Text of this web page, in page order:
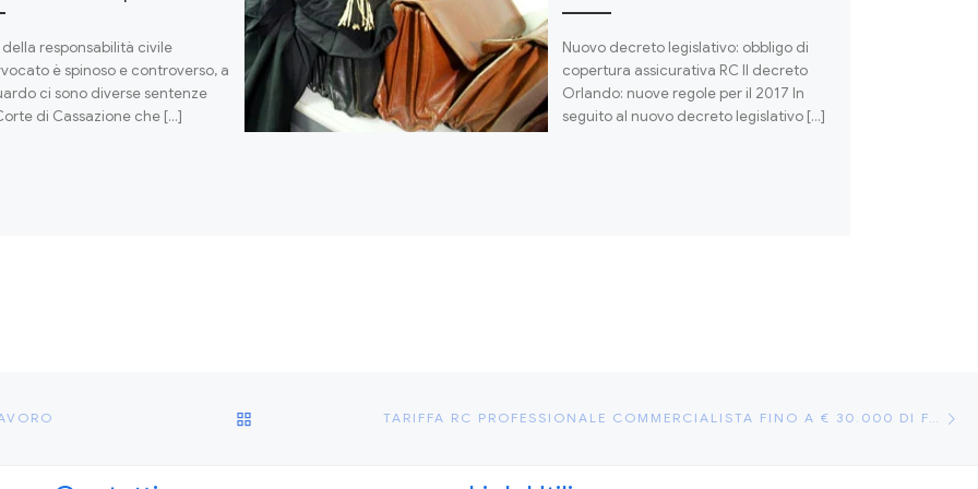
della responsabilità civile
è spinoso e controverso, a
ci sono diverse sentenze
di Cassazione che […]
Nuovo decreto legislativo: obbligo di
copertura assicurativa RC Il decreto
Orlando: nuove regole per il 2017 In
seguito al nuovo decreto legislativo […]
RITORNA ALLA LISTA DEGLI ARTICOLI TARIFFA RC PROFESSIONALE COMMERCIALISTA FINO A € 30.000 DI FATTURATO